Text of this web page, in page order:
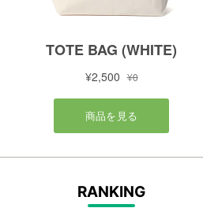
RANKING